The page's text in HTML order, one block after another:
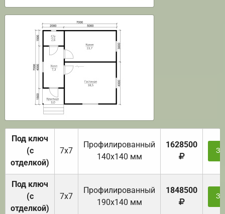
Под ключ
(с
отделкой)
7х7
Профилированный
140х140 мм
1628500
Под ключ
(с
отделкой)
7х7
Профилированный
190х140 мм
1848500